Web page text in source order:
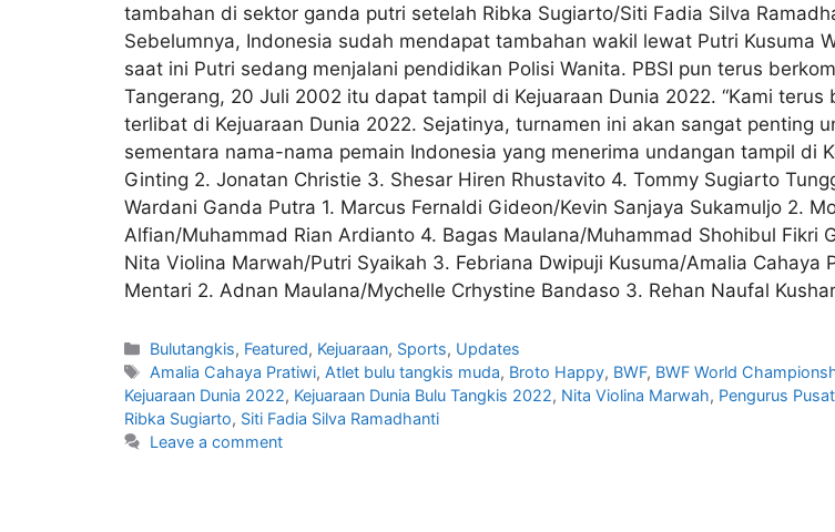
tambahan di sektor ganda putri setelah Ribka Sugiarto/Siti Fadia Silva
Sebelumnya, Indonesia sudah mendapat tambahan wakil lewat Putri Kusuma
saat ini Putri sedang menjalani pendidikan Polisi Wanita. PBSI pun terus
Tangerang, 20 Juli 2002 itu dapat tampil di Kejuaraan Dunia 2022. “Kami
terlibat di Kejuaraan Dunia 2022. Sejatinya, turnamen ini akan sangat penting
sementara nama-nama pemain Indonesia yang menerima undangan tampil di
Ginting 2. Jonatan Christie 3. Shesar Hiren Rhustavito 4. Tommy Sugiarto
Wardani Ganda Putra 1. Marcus Fernaldi Gideon/Kevin Sanjaya Sukamuljo 2.
Alfian/Muhammad Rian Ardianto 4. Bagas Maulana/Muhammad Shohibul Fikri
Nita Violina Marwah/Putri Syaikah 3. Febriana Dwipuji Kusuma/Amalia Cahaya
Mentari 2. Adnan Maulana/Mychelle Crhystine Bandaso 3. Rehan Naufal
Bulutangkis, Featured, Kejuaraan, Sports, Updates
Amalia Cahaya Pratiwi, Atlet bulu tangkis muda, Broto Happy, BWF, BWF World
Kejuaraan Dunia 2022, Kejuaraan Dunia Bulu Tangkis 2022, Nita Violina Marwah, Pengurus
Ribka Sugiarto, Siti Fadia Silva Ramadhanti
Leave a comment